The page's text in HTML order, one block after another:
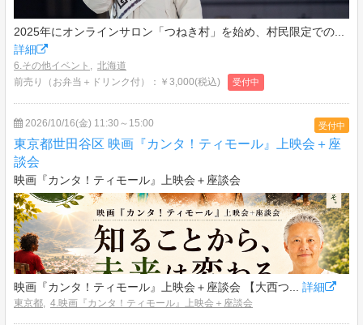
2025年にオンラインサロン「つねき村」を始め、村民限定での...
詳細
6.その他イベント , 北海道
前売り（お弁当＋ドリンク付）：￥3,000(税込)
受付中
受付中
2026/10/16(金) 11:30～15:00
東京都世田谷区 映画『カンタ！ティモール』上映会＋座
談会
映画『カンタ！ティモール』上映会＋座談会
映画『カンタ！ティモール』上映会＋座談会 【大西つ... 詳細
東京都, 4.映画『カンタ！ティモール』上映会＋座談会